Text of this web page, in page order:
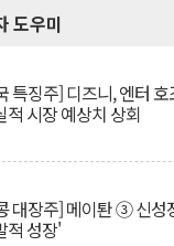
도우미
특징주] 디즈니, 엔터
적 시장 예상치 상회
대장주] 메이퇀 ③ 신성
적 성장'